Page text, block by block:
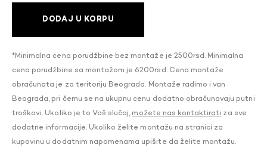
DODAJ U KORPU
*Minimalna cena porudžbine bez montaže je 2500rsd. Minimalna
cena porudžbine sa montažom je 6200rsd. Cena montaže
obračunata je za teritoriju Beograda. Montaže radimo i van
Beograda, pri čemu se na ukupnu cenu dodatno obračunavaju putni
troškovi. Ukoliko je to Vaš slučaj, možete nas kontaktirati za sve
dodatne informacije. Ukoliko želite montažu na stranici za
kupovinu u dodatnim napomenama upišite da želite montažu.